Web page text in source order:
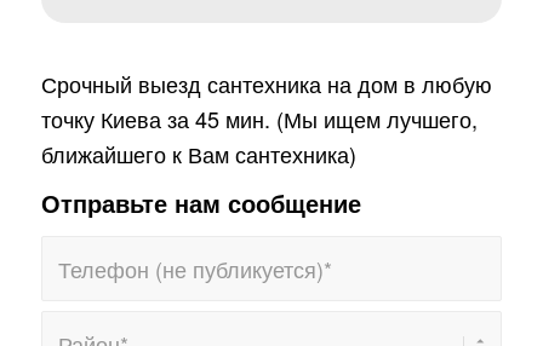
Срочный выезд сантехника на дом в любую
точку Киева за 45 мин. (Мы ищем лучшего,
ближайшего к Вам сантехника)
Отправьте нам сообщение